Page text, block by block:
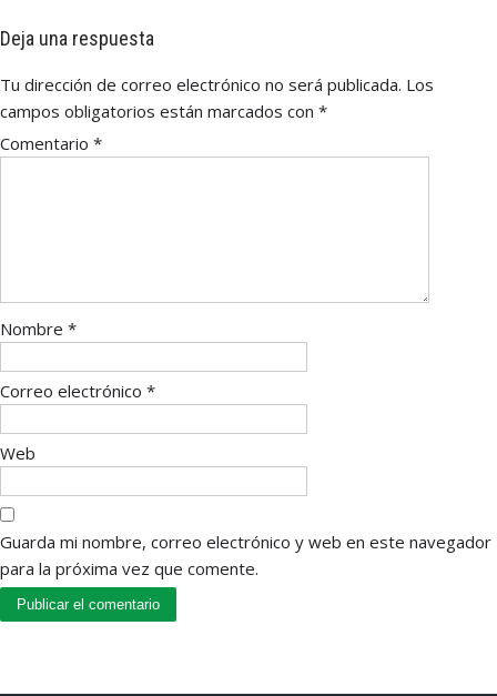
Deja una respuesta
Tu dirección de correo electrónico no será publicada. Los
campos obligatorios están marcados con *
Comentario *
Nombre *
Correo electrónico *
Web
Guarda mi nombre, correo electrónico y web en este navegador
para la próxima vez que comente.